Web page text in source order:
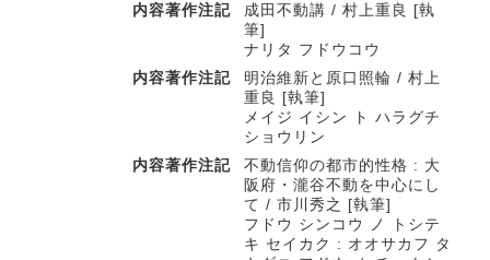
内容著作注記
成田不動講 / 村上重良 [執
筆]
ナリタ フドウコウ
内容著作注記
明治維新と原口照輪 / 村上
重良 [執筆]
メイジ イシン ト ハラグチ
ショウリン
内容著作注記
不動信仰の都市的性格 : 大
阪府・瀧谷不動を中心にし
て / 市川秀之 [執筆]
フドウ シンコウ ノ トシテ
キ セイカク : オオサカフ タ